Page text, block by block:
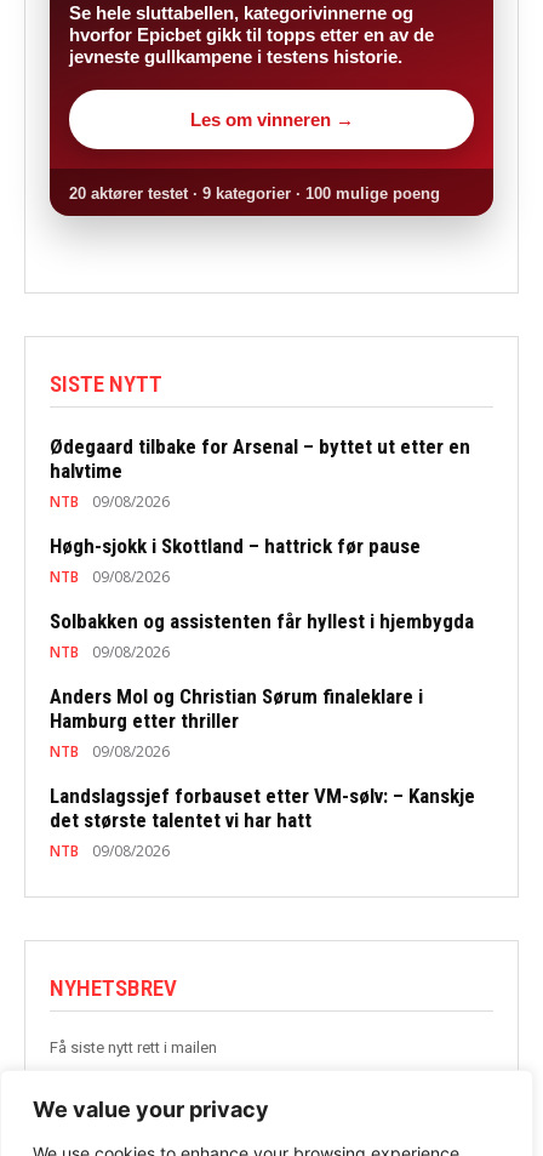
We value your privacy
Se hele sluttabellen, kategorivinnerne og
hvorfor Epicbet gikk til topps etter en av de
jevneste gullkampene i testens historie.
Les om vinneren →
20 aktører testet · 9 kategorier · 100 mulige poeng
SISTE NYTT
Ødegaard tilbake for Arsenal – byttet ut etter en
halvtime
NTB 09/08/2026
Høgh-sjokk i Skottland – hattrick før pause
NTB 09/08/2026
Solbakken og assistenten får hyllest i hjembygda
NTB 09/08/2026
Anders Mol og Christian Sørum finaleklare i
Hamburg etter thriller
NTB 09/08/2026
Landslagssjef forbauset etter VM-sølv: – Kanskje
det største talentet vi har hatt
NTB 09/08/2026
NYHETSBREV
Få siste nytt rett i mailen